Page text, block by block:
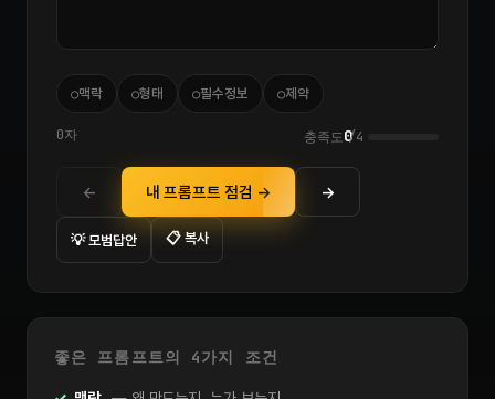
○맥락 ○형태 ○필수정보 ○제약
0자 충족도0/4
← 내 프롬프트 점검 → →
💡 모범답안 📋 복사
좋은 프롬프트의 4가지 조건